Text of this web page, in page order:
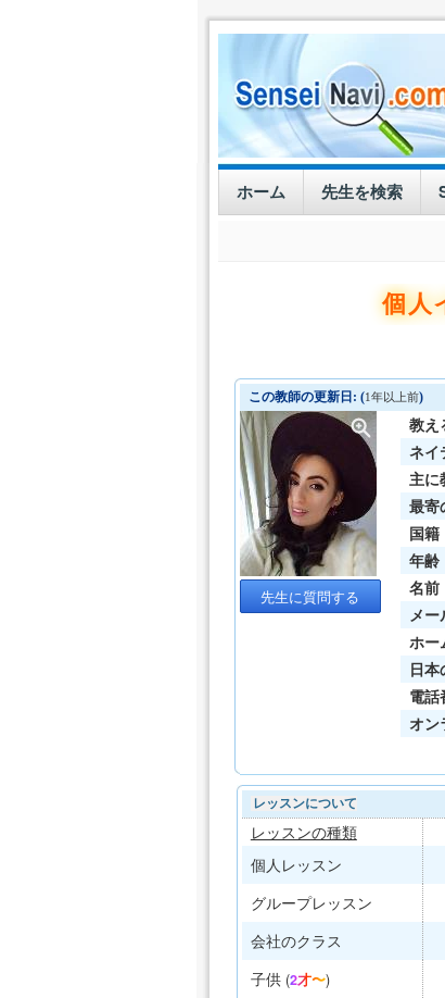
ホーム 先生を検索
個人
この教師の更新日: (1年以上前)
先生に質問する
教え
ネイ
主に
最寄
国籍
年齢
名前
メー
ホー
日本
電話
オン
レッスンについて
レッスンの種類
個人レッスン
グループレッスン
会社のクラス
子供 (2才〜)